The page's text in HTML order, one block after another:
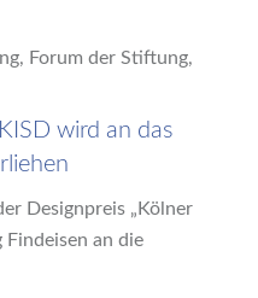
, Forum der Stiftung,
wird an das
Designpreis „Kölner
an die